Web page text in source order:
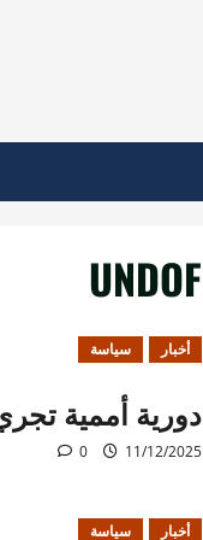
UNDOF
أخبار سياسة
دورية أممية
11/12/2025
0
أخبار سياسة